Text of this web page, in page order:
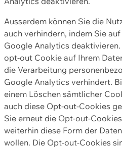
Ausserdem können Sie die
auch verhindern, indem Sie
Google Analytics
opt-out Cookie auf Ihrem
die Verarbeitung
Google Analytics verhindert.
einem Löschen sämtlicher
auch diese Opt-out-Cookies
Sie erneut die Opt-out-
weiterhin diese Form der
wollen. Die Opt-out-Cookies